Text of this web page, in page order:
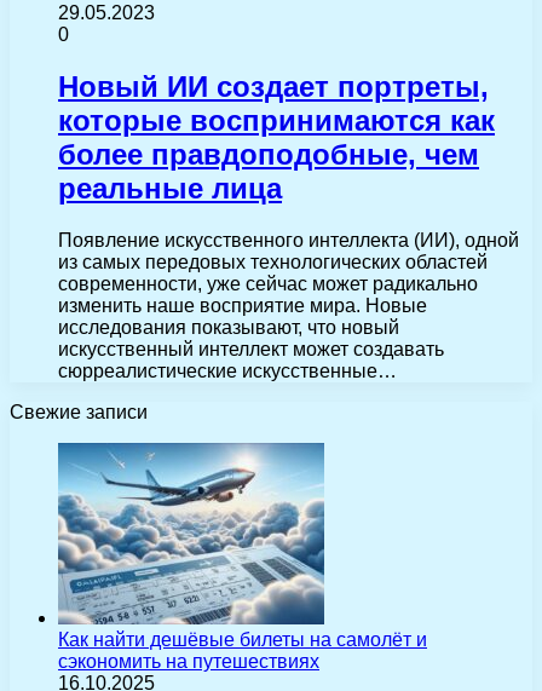
29.05.2023
0
Новый ИИ создает портреты,
которые воспринимаются как
более правдоподобные, чем
реальные лица
Появление искусственного интеллекта (ИИ), одной
из самых передовых технологических областей
современности, уже сейчас может радикально
изменить наше восприятие мира. Новые
исследования показывают, что новый
искусственный интеллект может создавать
сюрреалистические искусственные…
Свежие записи
Как найти дешёвые билеты на самолёт и
сэкономить на путешествиях
16.10.2025